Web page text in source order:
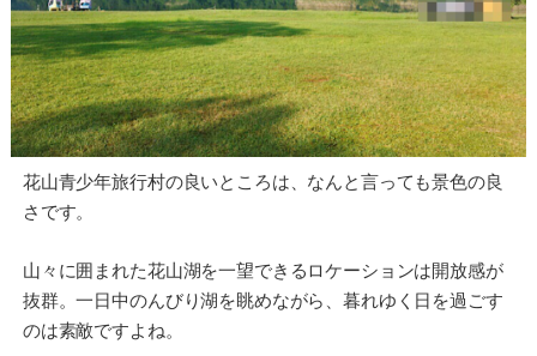
花山青少年旅行村の良いところは、なんと言っても景色の良
さです。
山々に囲まれた花山湖を一望できるロケーションは開放感が
抜群。一日中のんびり湖を眺めながら、暮れゆく日を過ごす
のは素敵ですよね。